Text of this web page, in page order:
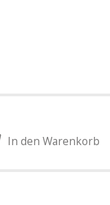
In den Warenkorb